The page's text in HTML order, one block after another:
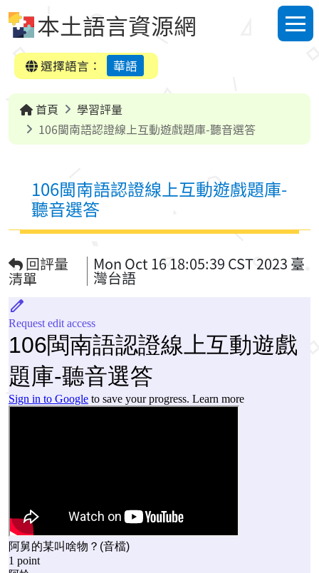
本土語言資源網
選單
選擇語言：
華語
首頁
學習評量
106閩南語認證線上互動遊戲題庫-聽音選答
106閩南語認證線上互動遊戲題庫-
聽音選答
回評量
清單
Mon Oct 16 18:05:39 CST 2023 臺
灣台語